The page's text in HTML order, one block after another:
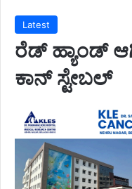
Latest
ರೆಡ್ ಹ್ಯಾಂಡ್
ಕಾನ್ ಸ್ಟೇಬಲ್